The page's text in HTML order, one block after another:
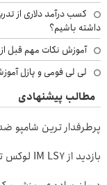
کسب درآمد دلاری از
داشته باشیم؟
آموزش نکات مهم قبل از
لی لی فومی و پازل
مطالب پیشنهادی
پرطرفدار ترین شامپو ضدریزش
بازدید از IM LS7 لوکس ترین شاسی بلند برقی ایران در باشگاه انقلاب